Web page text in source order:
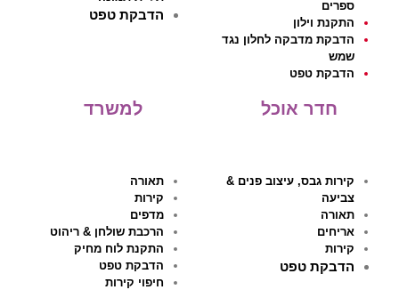
ספרים
התקנת וילון
הדבקת מדבקה לחלון נגד
שמש
הדבקת טפט
הדבקת טפט
חדר אוכל
קירות גבס, עיצוב פנים &
צביעה
תאורה
אריחים
קירות
הדבקת טפט
למשרד
תאורה
קירות
מדפים
הרכבת שולחן & ריהוט
התקנת לוח מחיק
הדבקת טפט
חיפוי קירות